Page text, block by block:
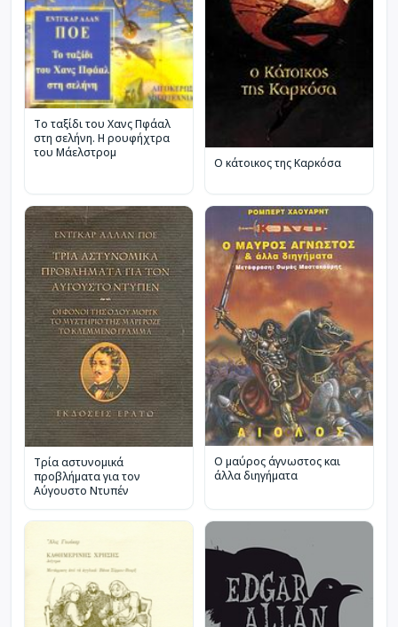
Το ταξίδι του Χανς Πφάαλ
στη σελήνη. Η ρουφήχτρα
του Μάελστρομ
Ο κάτοικος της Καρκόσα
Τρία αστυνομικά
προβλήματα για τον
Αύγουστο Ντυπέν
Ο μαύρος άγνωστος και
άλλα διηγήματα